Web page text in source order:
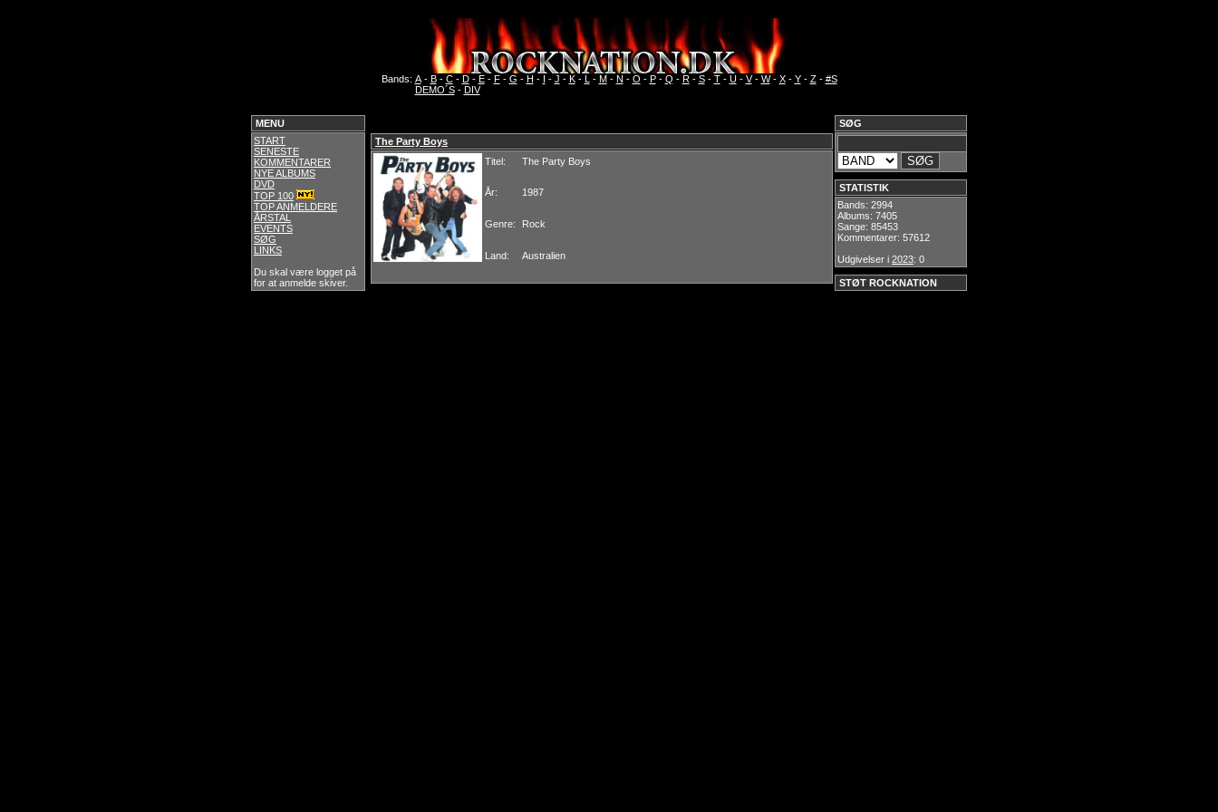
Bands: A- B- C- D- E- F- G - H - I - J - K- L - M- N - O - P- Q - R- S- T- U- V- W- X- Y- Z- #S
DEMO´S- DIV
MENU
START
SENESTE
KOMMENTARER
NYE ALBUMS
DVD
TOP 100
TOP ANMELDERE
ÅRSTAL
EVENTS
SØG
LINKS
Du skal være logget på
for at anmelde skiver.
SØG
STATISTIK
Bands: 2994
Albums: 7405
Sange: 85453
Kommentarer: 57612
Udgivelser i 2023: 0
STØT ROCKNATION
The Party Boys
Titel:
The Party Boys
År: 1987
Genre: Rock
Land: Australien